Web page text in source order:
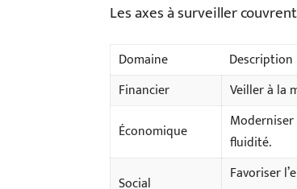
Les axes à surveiller
Domaine
Description
Financier
Veiller à la
Économique
fluidité.
Social
Favoriser